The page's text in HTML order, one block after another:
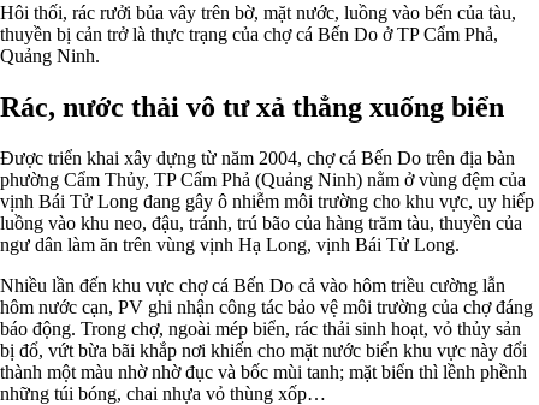
Hôi thối, rác rưởi bủa vây trên bờ, mặt nước, luồng vào bến của tàu,
thuyền bị cản trở là thực trạng của chợ cá Bến Do ở TP Cẩm Phả,
Quảng Ninh.
Rác, nước thải vô tư xả thẳng xuống biển
Được triển khai xây dựng từ năm 2004, chợ cá Bến Do trên địa bàn
phường Cẩm Thủy, TP Cẩm Phả (Quảng Ninh) nằm ở vùng đệm của
vịnh Bái Tử Long đang gây ô nhiễm môi trường cho khu vực, uy hiếp
luồng vào khu neo, đậu, tránh, trú bão của hàng trăm tàu, thuyền của
ngư dân làm ăn trên vùng vịnh Hạ Long, vịnh Bái Tử Long.
Nhiều lần đến khu vực chợ cá Bến Do cả vào hôm triều cường lẫn
hôm nước cạn, PV ghi nhận công tác bảo vệ môi trường của chợ đáng
báo động. Trong chợ, ngoài mép biển, rác thải sinh hoạt, vỏ thủy sản
bị đổ, vứt bừa bãi khắp nơi khiến cho mặt nước biển khu vực này đổi
thành một màu nhờ nhờ đục và bốc mùi tanh; mặt biển thì lềnh phềnh
những túi bóng, chai nhựa vỏ thùng xốp…